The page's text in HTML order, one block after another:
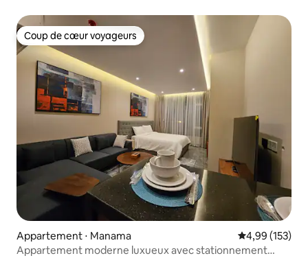
Coup de cœur voyageurs
Coup de cœur voyageurs
Appartement ⋅ Manama Évaluation
4,99 (153)
Appartement moderne luxueux avec stationnement